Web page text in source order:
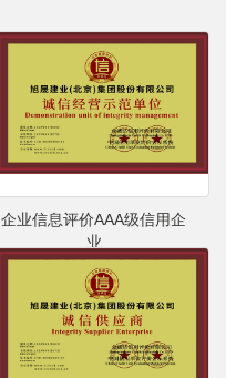
企业信息评价AAA级信用企
业